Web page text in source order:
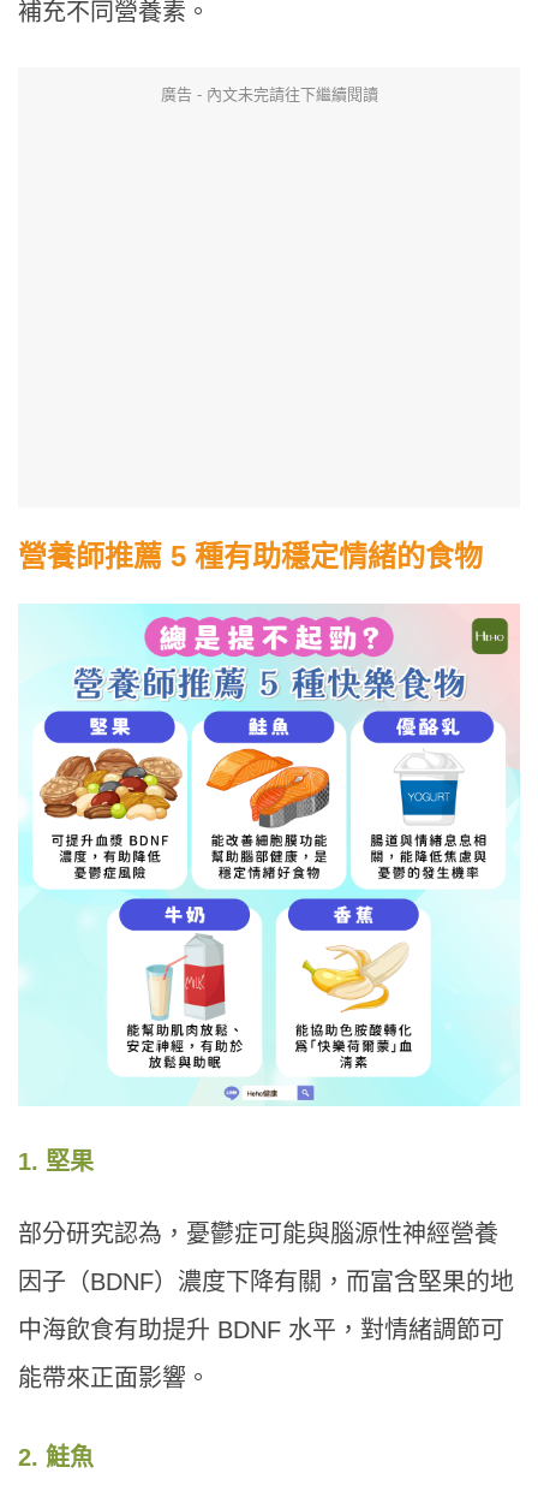
補充不同營養素。
廣告 - 內文未完請往下繼續閱讀
營養師推薦 5 種有助穩定情緒的食物
1. 堅果
部分研究認為，憂鬱症可能與腦源性神經營養
因子（BDNF）濃度下降有關，而富含堅果的地
中海飲食有助提升 BDNF 水平，對情緒調節可
能帶來正面影響。
2. 鮭魚